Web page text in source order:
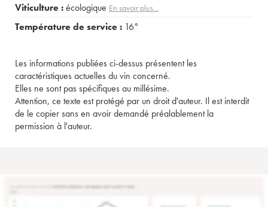
Viticulture :écologique En savoir plus...
Température de service : 16°
Les informations publiées ci-dessus présentent les
caractéristiques actuelles du vin concerné.
Elles ne sont pas spécifiques au millésime.
Attention, ce texte est protégé par un droit d'auteur. Il est interdit
de le copier sans en avoir demandé préalablement la
permission à l'auteur.